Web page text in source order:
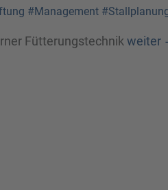
#Management
Fütterungstechnik weiter